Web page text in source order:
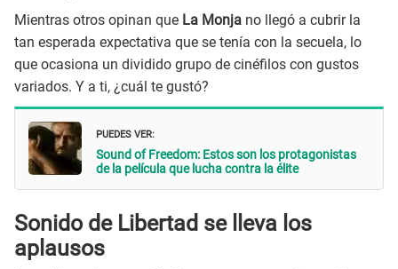
Mientras otros opinan que La Monja no llegó a cubrir la
tan esperada expectativa que se tenía con la secuela, lo
que ocasiona un dividido grupo de cinéfilos con gustos
variados. Y a ti, ¿cuál te gustó?
PUEDES VER:
Sound of Freedom: Estos son los protagonistas
de la película que lucha contra la élite
Sonido de Libertad se lleva los
aplausos